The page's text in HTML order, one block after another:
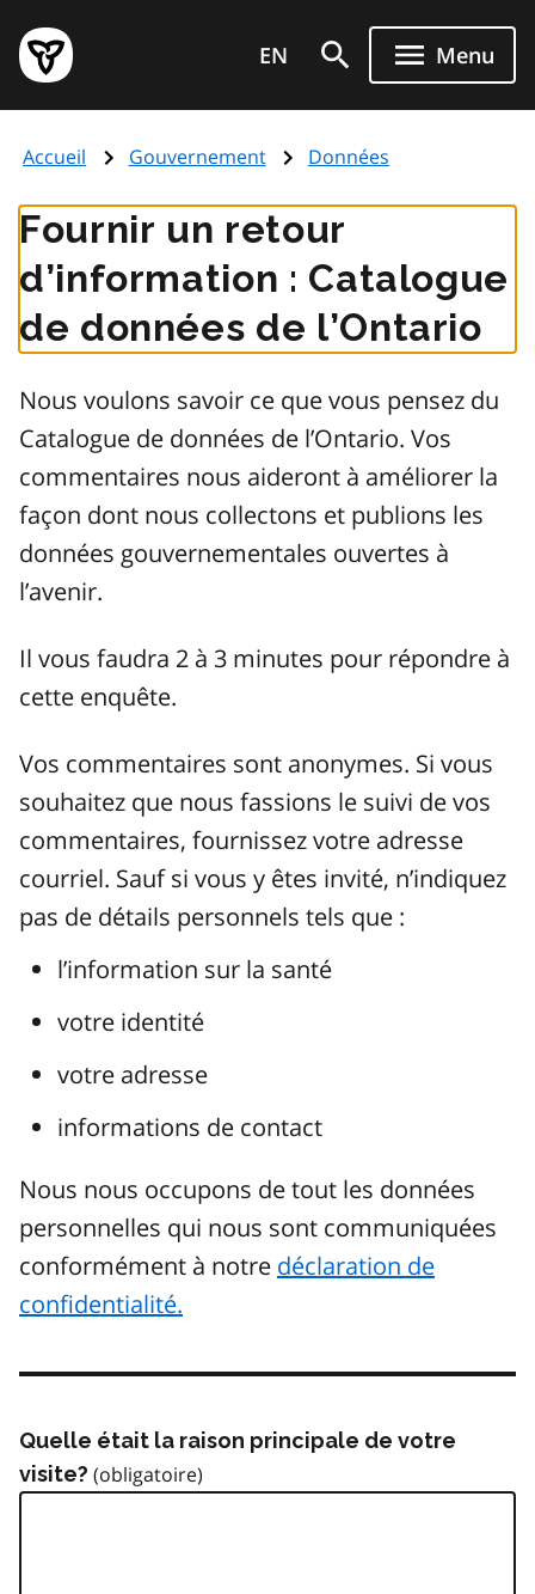
au
contenu
principal
Page
d'accueil
de
EN Menu
Accueil Gouvernement Données
Fournir un retour
d’information : Catalogue
de données de l’Ontario
Nous voulons savoir ce que vous pensez du
Catalogue de données de l’Ontario. Vos
commentaires nous aideront à améliorer la
façon dont nous collectons et publions les
données gouvernementales ouvertes à
l’avenir.
Il vous faudra 2 à 3 minutes pour répondre à
cette enquête.
Vos commentaires sont anonymes. Si vous
souhaitez que nous fassions le suivi de vos
commentaires, fournissez votre adresse
courriel. Sauf si vous y êtes invité, n’indiquez
pas de détails personnels tels que :
l’information sur la santé
votre identité
votre adresse
informations de contact
Nous nous occupons de tout les données
personnelles qui nous sont communiquées
conformément à notre déclaration de
confidentialité.
Quelle était la raison principale de votre
visite?